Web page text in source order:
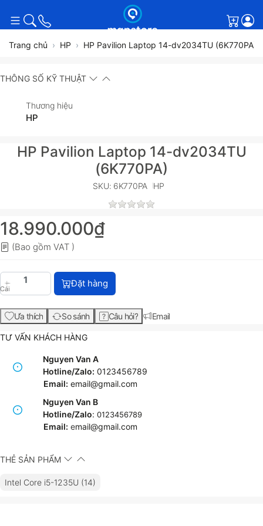
Giỏ
Trang chủ HP HP Pavilion Laptop 14-dv2034TU (6K770PA)
THÔNG SỐ KỸ THUẬT
Thương hiệu
HP
HP Pavilion Laptop 14-dv2034TU
(6K770PA)
SKU: 6K770PA HP
18.990.000₫
(Bao gồm VAT )
Cái
HP Pavilion Laptop 14-dv2034TU (6K770PA) với
Đặt hàng
Ưa thích So sánh Câu hỏi? Email
TƯ VẤN KHÁCH HÀNG
Nguyen Van A
Hotline/Zalo: 0123456789
Email: email@gmail.com
Nguyen Van B
Hotline/Zalo: 0123456789
Email: email@gmail.com
THẺ SẢN PHẨM
Intel Core i5-1235U (14)